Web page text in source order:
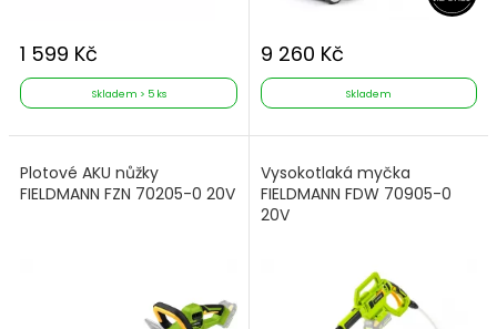
1 599 Kč
Skladem > 5 ks
9 260 Kč
Skladem
Plotové AKU nůžky
FIELDMANN FZN 70205-0 20V
Vysokotlaká myčka
FIELDMANN FDW 70905-0
20V